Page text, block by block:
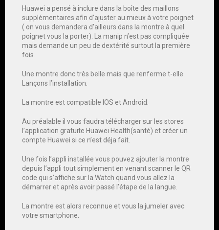
Huawei a pensé à inclure dans la boîte des maillons
supplémentaires afin d’ajuster au mieux à votre poignet
( on vous demandera d’ailleurs dans la montre à quel
poignet vous la porter). La manip n’est pas compliquée
mais demande un peu de dextérité surtout la première
fois.
Une montre donc très belle mais que renferme t-elle.
Lançons l’installation.
La montre est compatible IOS et Android.
Au préalable il vous faudra télécharger sur les stores
l’application gratuite Huawei Health(santé) et créer un
compte Huawei si ce n’est déja fait.
Une fois l’appli installée vous pouvez ajouter la montre
depuis l’appli tout simplement en venant scanner le QR
code qui s’affiche sur la Watch quand vous allez la
démarrer et après avoir passé l’étape de la langue.
La montre est alors reconnue et vous la jumeler avec
votre smartphone.